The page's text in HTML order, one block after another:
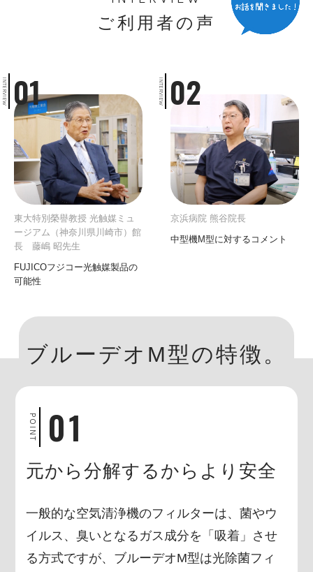
ご利用者の声
INTERVIEW 01
東大特別榮譽教授 光触媒ミュ
ージアム（神奈川県川崎市）館
長 藤嶋 昭先生
FUJICOフジコー光触媒製品の
可能性
INTERVIEW 02
京浜病院 熊谷院長
中型機M型に対するコメント
ブルーデオM型の特徴。
POINT 01
元から分解するからより安全
一般的な空気清浄機のフィルターは、菌やウ
イルス、臭いとなるガス成分を「吸着」させ
る方式ですが、 ブルーデオM型は光除菌フィ